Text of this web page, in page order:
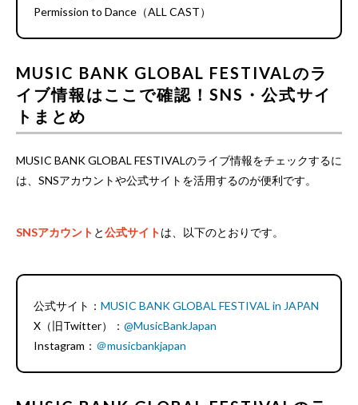
Permission to Dance（ALL CAST）
MUSIC BANK GLOBAL FESTIVALのラ
イブ情報はここで確認！SNS・公式サイ
トまとめ
MUSIC BANK GLOBAL FESTIVALのライブ情報をチェックするに
は、SNSアカウントや公式サイトを活用するのが便利です。
SNSアカウント と公式サイトは、以下のとおりです。
公式サイト： MUSIC BANK GLOBAL FESTIVAL in JAPAN
X（旧Twitter）： @MusicBankJapan
Instagram： ＠musicbankjapan